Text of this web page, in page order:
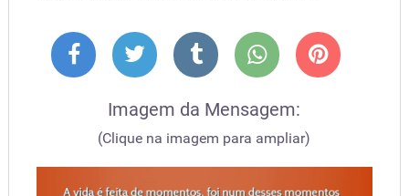
Imagem da Mensagem:
(Clique na imagem para ampliar)